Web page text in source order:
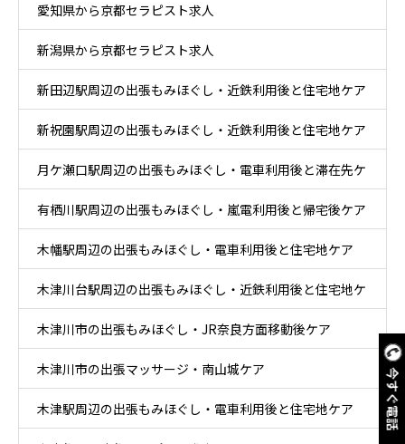
今すぐ電話
愛知県から京都セラピスト求人
新潟県から京都セラピスト求人
新田辺駅周辺の出張もみほぐし・近鉄利用後と住宅地ケア
新祝園駅周辺の出張もみほぐし・近鉄利用後と住宅地ケア
月ケ瀬口駅周辺の出張もみほぐし・電車利用後と滞在先ケ
ア
有栖川駅周辺の出張もみほぐし・嵐電利用後と帰宅後ケア
木幡駅周辺の出張もみほぐし・電車利用後と住宅地ケア
木津川台駅周辺の出張もみほぐし・近鉄利用後と住宅地ケ
ア
木津川市の出張もみほぐし・JR奈良方面移動後ケア
木津川市の出張マッサージ・南山城ケア
木津駅周辺の出張もみほぐし・電車利用後と住宅地ケア